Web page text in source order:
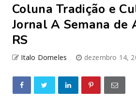
Coluna Tradição e
Jornal A Semana de
RS
Italo Dorneles dezembro 14,